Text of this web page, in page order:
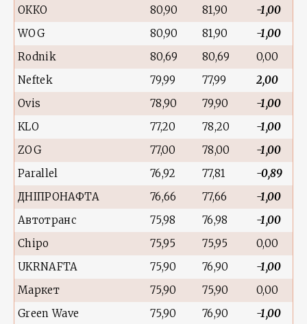
ОККО 80,90 81,90
-1,00
WOG
80,90 81,90
-1,00
Rodnik
80,69 80,69
0,00
Neftek
79,99 77,99
2,00
Ovis
78,90 79,90
-1,00
KLO
77,20 78,20
-1,00
ZOG
77,00 78,00
-1,00
Parallel
76,92 77,81
-0,89
ДНІПРОНАФТА
76,66 77,66
-1,00
Автотранс
75,98 76,98
-1,00
Chipo
75,95 75,95
0,00
UKRNAFTA
75,90 76,90
-1,00
Маркет
75,90 75,90
0,00
Green Wave
75,90 76,90
-1,00